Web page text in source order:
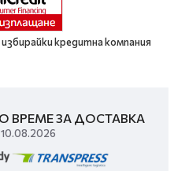
кредитна компания
ВРЕМЕ ЗА ДОСТАВКА